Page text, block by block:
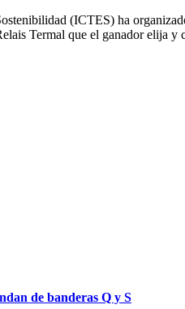
(ICTES) ha
Termal que el ganador elija
de banderas Q y S